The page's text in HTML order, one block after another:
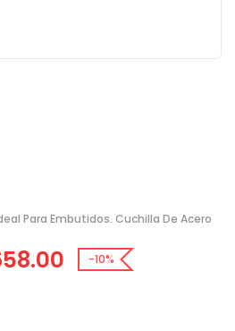
Para Embutidos. Cuchilla De Acero
-10%